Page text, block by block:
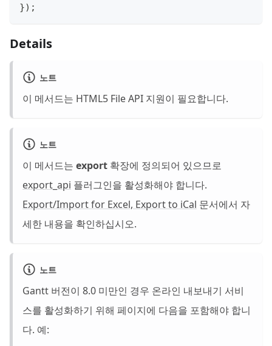
}) ;
Details
노트
이 메서드는 HTML5 File API 지원이 필요합니다.
노트
이 메서드는 export 확장에 정의되어 있으므로
export_api 플러그인을 활성화해야 합니다.
Export/Import for Excel, Export to iCal 문서에서 자
세한 내용을 확인하십시오.
노트
Gantt 버전이 8.0 미만인 경우 온라인 내보내기 서비
스를 활성화하기 위해 페이지에 다음을 포함해야 합니
다. 예: